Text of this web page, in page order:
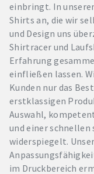
einbringt. In
Shirts an, die wir
und Design uns
Shirtracer und
Erfahrung
einfließen lassen.
Kunden nur das
erstklassigen
Auswahl,
und einer schnellen
widerspiegelt.
im Druckbereich